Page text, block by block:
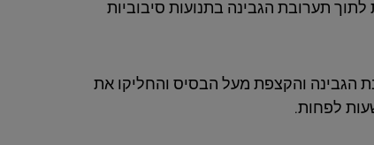
תערובת הגבינה בתנועות סיבוביות
הגבינה והקצפת מעל הבסיס והחליקו את